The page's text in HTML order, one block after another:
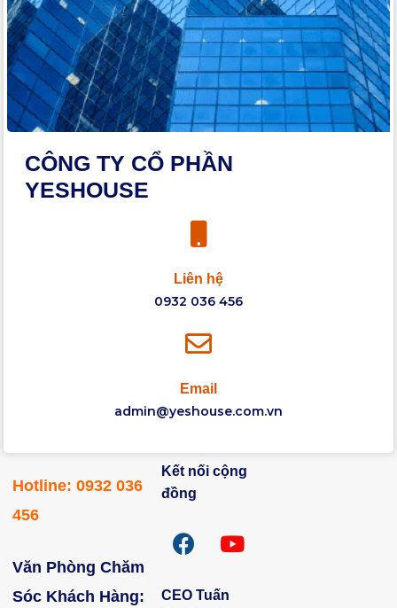
CÔNG TY CỔ PHẦN
YESHOUSE
Liên hệ
0932 036 456
Email
admin@yeshouse.com.vn
Hotline: 0932 036
456
Văn Phòng Chăm
Sóc Khách Hàng:
Kết nối cộng
đồng
CEO Tuấn